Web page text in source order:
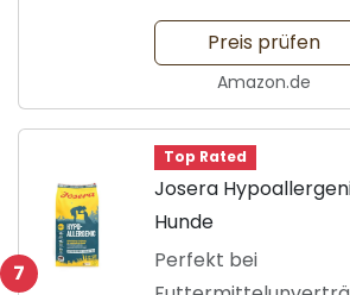
Preis prüfen
Amazon.de
7
Top Rated
Josera
Hunde
Perfekt bei